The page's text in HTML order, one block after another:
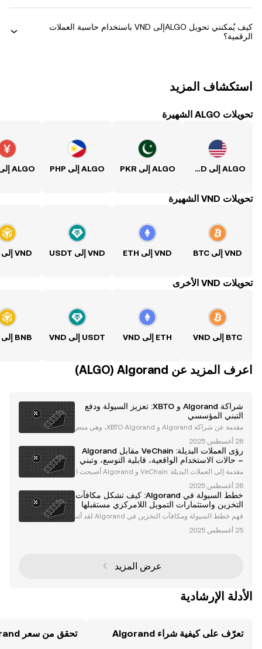
كيف يُمكنني تحويل ‏ALGOإلى ‏VND باستخدام حاسبة العملات
الرقمية؟
استكشاف المزيد
تحويلات ALGO الشهيرة
ALGO إلى USD ALGO إلى PKR ALGO إلى PHP ALGO إلى CNY
تحويلات VND الشهيرة
VND إلى BTC VND إلى ETH VND إلى USDT VND إلى BNB
تحويلات VND الأخرى
BTC إلى VND ETH إلى VND USDT إلى VND BNB إلى VND
اعرف المزيد عن‏ Algorand (‏ALGO)
شراكة Algorand و XBTO: تعزيز السيولة ودفع
التبني المؤسسي
مقدمة عن شراكة Algorand و XBTO Algorand، وهي منص
كة عالمية رائدة في إدارة الأصول الرقمية المؤسسي
رؤى العملات البديلة: VeChain مقابل Algorand
– حالات الاستخدام الواقعية، قابلية التوسع، وتبني
المؤسسات
مقدمة إلى العملات البديلة: VeChain و Algorand أصبحت ا
لعملات البديلة جزءًا لا يتجزأ من نظام العملات الرقمية، حيث
تقدم حلولًا مبتكرة للتحديات الواقعية. من بين أبرز العملات ال
بديلة VeChain (VET) و Algora
خطط السيولة في Algorand: كيف تشكل مكافآت
التخزين واستثمارات التمويل اللامركزي مستقبلها
فهم خطط السيولة ومكافآت التخزين في Algorand لقد أثب
عرض المزيد
الأدلة الإرشادية
تعرّف على كيفية شراء Algorand تحقق من سعر Algorand